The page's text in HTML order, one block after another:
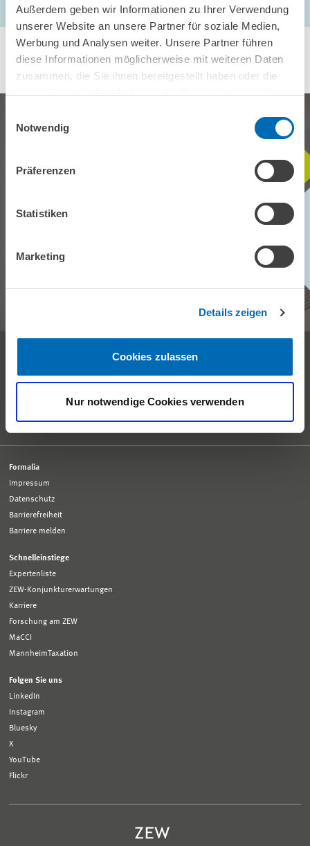
Außerdem geben wir Informationen zu Ihrer Verwendung
unserer Website an unsere Partner für soziale Medien,
Werbung und Analysen weiter. Unsere Partner führen
diese Informationen möglicherweise mit weiteren Daten
zusammen, die Sie ihnen bereitgestellt haben oder die
Notwendig
Präferenzen
Statistiken
Marketing
Details zeigen
Cookies zulassen
Nur notwendige Cookies verwenden
BLEIBEN SIE MIT UNS IN
aktuelle Wirtschaftsthemen, exklusive Analysen und wichtige
Veranstaltungen.
ZEW MONTHLY ABONNIEREN
Empfang und allgemeine Auskünfte
info@zew.de
Formalia
Impressum
Datenschutz
Barrierefreiheit
Barriere melden
Schnelleinstiege
Expertenliste
ZEW-Konjunkturerwartungen
Karriere
Forschung am ZEW
MaCCI
MannheimTaxation
Folgen Sie uns
LinkedIn
Instagram
Bluesky
X
YouTube
Flickr